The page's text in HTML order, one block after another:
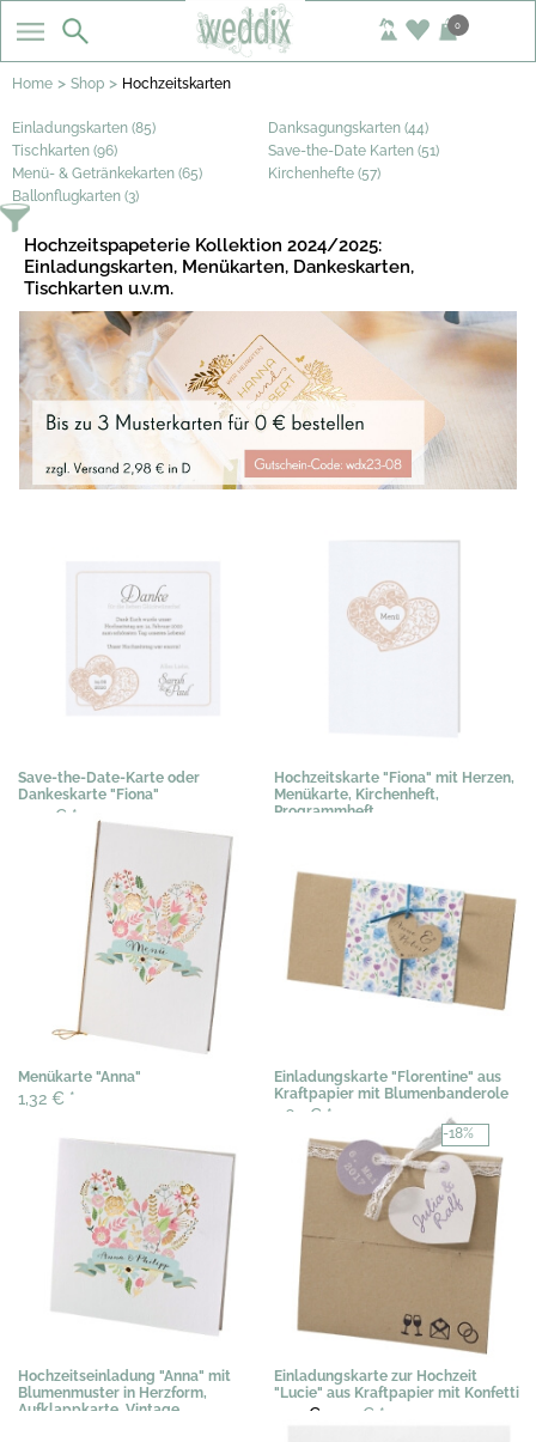
0
Home > Shop > Hochzeitskarten
Einladungskarten (85)
Danksagungskarten (44)
Tischkarten (96)
Save-the-Date Karten (51)
Menü- & Getränkekarten (65)
Kirchenhefte (57)
Ballonflugkarten (3)
Hochzeitspapeterie Kollektion 2024/2025:
Einladungskarten, Menükarten, Dankeskarten,
Tischkarten u.v.m.
Save-the-Date-Karte oder
Dankeskarte "Fiona"
0,51 € *
Hochzeitskarte "Fiona" mit Herzen,
Menükarte, Kirchenheft,
Programmheft
Menükarte "Anna"
1,32 € *
Einladungskarte "Florentine" aus
Kraftpapier mit Blumenbanderole
1,63 € *
Hochzeitseinladung "Anna" mit
Blumenmuster in Herzform,
Aufklappkarte, Vintage
-18%
Einladungskarte zur Hochzeit
"Lucie" aus Kraftpapier mit Konfetti
2,91 € 2,39 € *